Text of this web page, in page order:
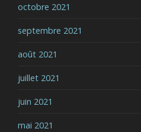
octobre 2021
septembre 2021
août 2021
juillet 2021
juin 2021
mai 2021